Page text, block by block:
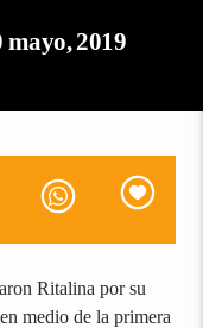
mayo, 2019
Ritalina por su
medio de la primera